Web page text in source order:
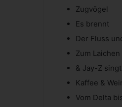
Zugvögel
Es brennt
Der Fluss
Zum
& Jay-Z
Kaffee &
Vom Delta